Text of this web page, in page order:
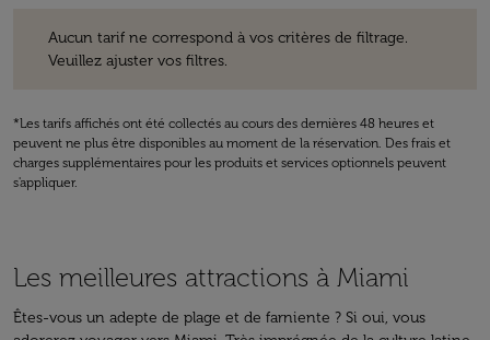
Aucun tarif ne correspond à vos critères de filtrage.
Veuillez ajuster vos filtres.
*Les tarifs affichés ont été collectés au cours des dernières 48 heures et
peuvent ne plus être disponibles au moment de la réservation. Des frais et
charges supplémentaires pour les produits et services optionnels peuvent
s'appliquer.
Les meilleures attractions à Miami
Êtes-vous un adepte de plage et de farniente ? Si oui, vous